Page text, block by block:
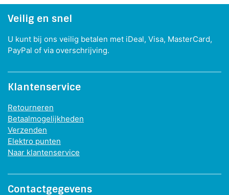
Veilig en snel
U kunt bij ons veilig betalen met iDeal, Visa, MasterCard,
PayPal of via overschrijving.
Klantenservice
Retourneren
Betaalmogelijkheden
Verzenden
Elektro punten
Naar klantenservice
Contactgegevens